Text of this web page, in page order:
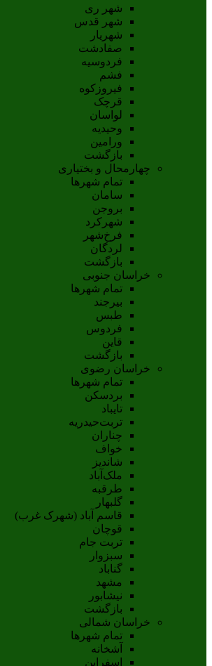
شهر ری
شهر قدس
شهریار
صفادشت
فردوسیه
فشم
فیروزکوه
قرچک
لواسان
وحیدیه
ورامین
بازگشت
چهارمحال و بختیاری
تمام شهر‌ها
سامان
بروجن
شهرکرد
فرخ‌شهر
لردگان
بازگشت
خراسان جنوبی
تمام شهر‌ها
بيرجند
طبس
فردوس
قاين
بازگشت
خراسان رضوی
تمام شهر‌ها
بردسکن
تایباد
تربت‌حیدریه
چناران
خواف
شاندیز
ملک‌آباد
طرقبه
گلبهار
قاسم آباد (شهرک غرب)
قوچان
تربت جام
سبزوار
گناباد
مشهد
نيشابور
بازگشت
خراسان شمالی
تمام شهر‌ها
آشخانه
اسفراين